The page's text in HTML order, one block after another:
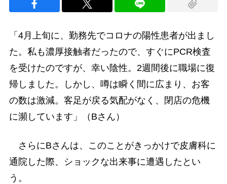
「4月上旬に、勤務先でコロナの陽性患者が出まし
た。私も濃厚接触者だったので、すぐにPCR検査
を受けたのですが、幸い陰性。2週間後に職場に復
帰しました。しかし、噂は瞬く間に広まり、お客
の数は激減。客足が戻る気配がなく、閉店の危機
に瀕しています」（Bさん）
さらにBさんは、このことがきっかけで皮膚科に
通院した際、ショックな出来事に遭遇したとい
う。